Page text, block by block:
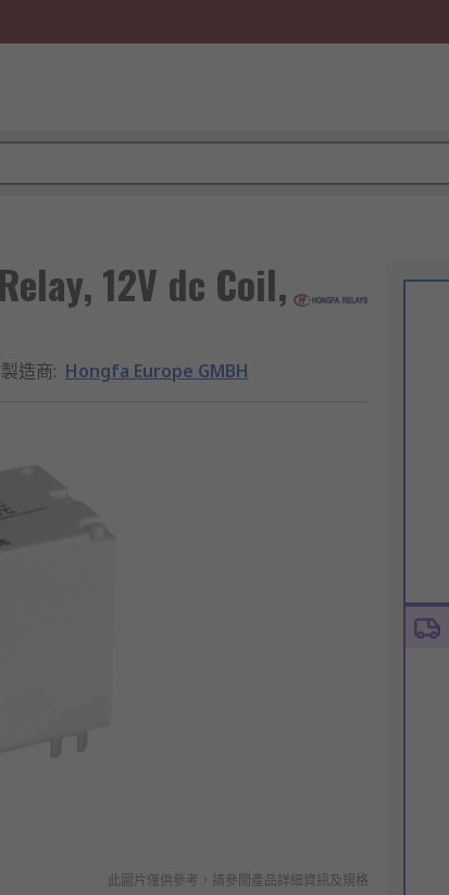
12V dc Coil,
製造商: Hongfa Europe GMBH
此圖片僅供參考，請參閲產品詳細資訊及規格